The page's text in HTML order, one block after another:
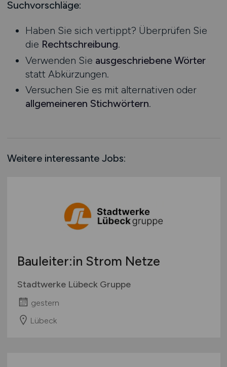
Maschinenbau / Anlagenbau
Medien / Kommunikation
Naturwissenschaften / Life Science
Öffentlicher Dienst & Verbände
Optik / Feinmechanik
Personaldienstleistungen
Umwelt / Natur
Gewerbe allgemein
Industrie allgemein
Ausbildung / Studium
Praktikum
Mecklenburg-Vorpommern
Nordrhein-Westfalen
Rheinland-Pfalz
Saarland
Sachsen
Sachsen-Anhalt
Schleswig-Holstein
Schweiz
Suchvorschläge:
Haben Sie sich vertippt? Überprüfen Sie
die Rechtschreibung.
Verwenden Sie ausgeschriebene Wörter
statt Abkürzungen.
Versuchen Sie es mit alternativen oder
allgemeineren Stichwörtern.
Weitere interessante Jobs:
Bauleiter:in Strom Netze
Stadtwerke Lübeck Gruppe
gestern
Lübeck